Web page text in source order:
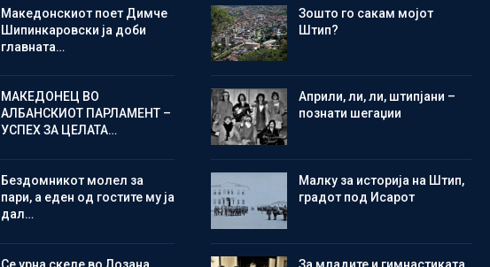
Македонскиот поет Димче
Шипинкаровски ја доби
главната…
МАКЕДОНЕЦ ВО
АЛБАНСКИОТ ПАРЛАМЕНТ –
УСПЕХ ЗА ЦЕЛАТА…
Бездомникот молел за
пари, а еден од гостите му ја
дал…
Се урна скеле во Лозана,
Зошто го сакам мојот
Штип?
Aприли, ли, ли, штипјани –
познати шегаџии
Малку за историја на Штип,
градот под Исарот
Зa младите и гимнастиката